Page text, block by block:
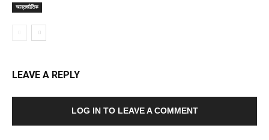
আন্তর্জাতিক
LEAVE A REPLY
LOG IN TO LEAVE A COMMENT